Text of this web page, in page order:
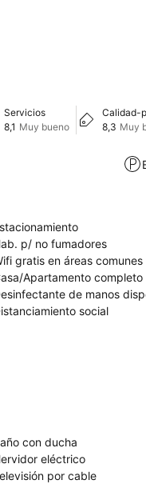
Servicios
8,1 Muy bueno
Calidad-
8,3 Muy
p/ no fumadores
gratis en áreas comunes
Apartamento completo
de manos
social
con ducha
eléctrico
por cable